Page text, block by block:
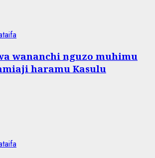
wananchi nguzo muhimu
haramu Kasulu